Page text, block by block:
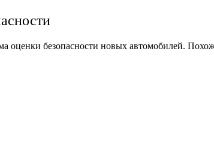
оценки безопасности новых автомобилей.